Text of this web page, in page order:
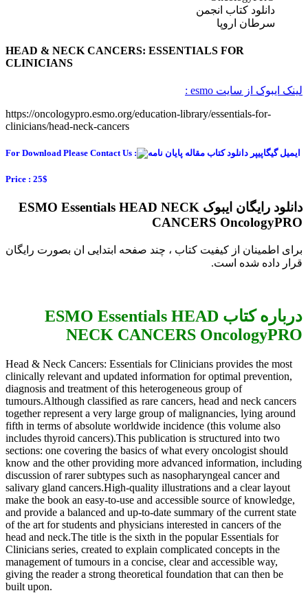
دانلود کتاب انجمن
سرطان اروپا
HEAD & NECK CANCERS: ESSENTIALS FOR
CLINICIANS
لینک ایبوک از سایت esmo :
https://oncologypro.esmo.org/education-library/essentials-for-
clinicians/head-neck-cancers
For Download Please Contact Us :
Price : 25$
دانلود رایگان ایبوک ESMO Essentials HEAD NECK
CANCERS OncologyPRO
برای اطمینان از کیفیت کتاب ، چند صفحه ابتدایی ان بصورت رایگان
قرار داده شده است.
درباره کتاب ESMO Essentials HEAD
NECK CANCERS OncologyPRO
Head & Neck Cancers: Essentials for Clinicians provides the most
clinically relevant and updated information for optimal prevention,
diagnosis and treatment of this heterogeneous group of
tumours.Although classified as rare cancers, head and neck cancers
together represent a very large group of malignancies, lying around
fifth in terms of absolute worldwide incidence (this volume also
includes thyroid cancers).This publication is structured into two
sections: one covering the basics of what every oncologist should
know and the other providing more advanced information, including
discussion of rarer subtypes such as nasopharyngeal cancer and
salivary gland cancers.High-quality illustrations and a clear layout
make the book an easy-to-use and accessible source of knowledge,
and provide a balanced and up-to-date summary of the current state
of the art for students and physicians interested in cancers of the
head and neck.The title is the sixth in the popular Essentials for
Clinicians series, created to explain complicated concepts in the
management of tumours in a concise, clear and accessible way,
giving the reader a strong theoretical foundation that can then be
built upon.